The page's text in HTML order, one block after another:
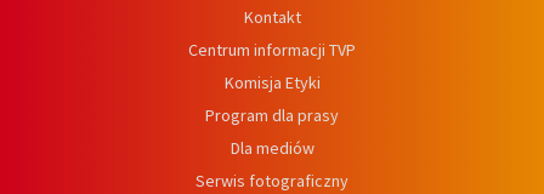
Kontakt
Centrum informacji TVP
Komisja Etyki
Program dla prasy
Dla mediów
Serwis fotograficzny